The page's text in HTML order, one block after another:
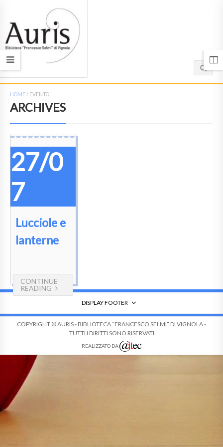
HOME/ EVENTO
ARCHIVES
27/0
7
Lucciole e
lanterne
CONTINUE
READING
DISPLAY FOOTER
COPYRIGHT © AURIS - BIBLIOTECA “FRANCESCO SELMI” DI VIGNOLA -
TUTTI I DIRITTI SONO RISERVATI
REALIZZATO DA